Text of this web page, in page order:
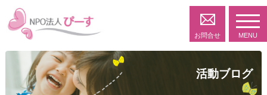
お問合せ MENU
活動ブログ